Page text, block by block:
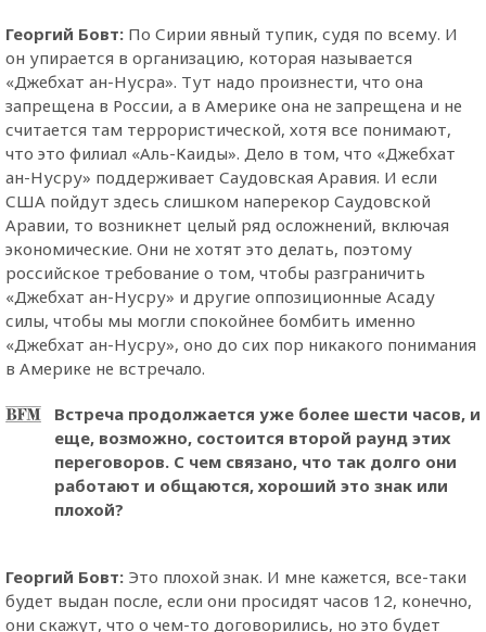
Георгий Бовт: По Сирии явный тупик, судя по всему. И
он упирается в организацию, которая называется
«Джебхат ан-Нусра». Тут надо произнести, что она
запрещена в России, а в Америке она не запрещена и не
считается там террористической, хотя все понимают,
что это филиал «Аль-Каиды». Дело в том, что «Джебхат
ан-Нусру» поддерживает Саудовская Аравия. И если
США пойдут здесь слишком наперекор Саудовской
Аравии, то возникнет целый ряд осложнений, включая
экономические. Они не хотят это делать, поэтому
российское требование о том, чтобы разграничить
«Джебхат ан-Нусру» и другие оппозиционные Асаду
силы, чтобы мы могли спокойнее бомбить именно
«Джебхат ан-Нусру», оно до сих пор никакого понимания
в Америке не встречало.
Встреча продолжается уже более шести часов, и
еще, возможно, состоится второй раунд этих
переговоров. С чем связано, что так долго они
работают и общаются, хороший это знак или
плохой?
Георгий Бовт: Это плохой знак. И мне кажется, все-таки
будет выдан после, если они просидят часов 12, конечно,
они скажут, что о чем-то договорились, но это будет